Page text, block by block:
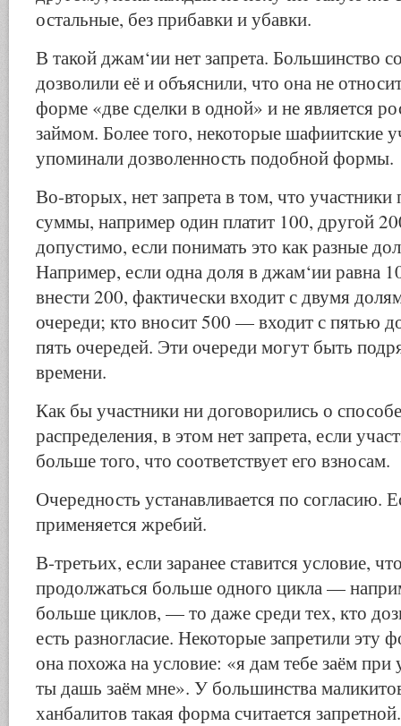
остальные, без прибавки и убавки.
В такой джам‘ии нет запрета. Большинство
дозволили её и объяснили, что она не
форме «две сделки в одной» и не является
займом. Более того, некоторые шафиитские
упоминали дозволенность подобной формы.
Во-вторых, нет запрета в том, что участники
суммы, например один платит 100, другой
допустимо, если понимать это как разные
Например, если одна доля в джам‘ии равна
внести 200, фактически входит с двумя
очереди; кто вносит 500 — входит с пятью
пять очередей. Эти очереди могут быть
времени.
Как бы участники ни договорились о
распределения, в этом нет запрета, если
больше того, что соответствует его взносам.
Очередность устанавливается по согласию.
применяется жребий.
В-третьих, если заранее ставится условие,
продолжаться больше одного цикла —
больше циклов, — то даже среди тех, кто
есть разногласие. Некоторые запретили эту
она похожа на условие: «я дам тебе заём
ты дашь заём мне». У большинства
ханбалитов такая форма считается запретной.